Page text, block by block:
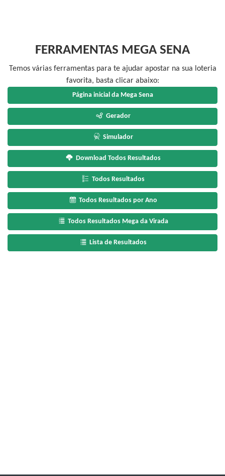
FERRAMENTAS MEGA SENA
Temos várias ferramentas para te ajudar apostar na sua loteria
favorita, basta clicar abaixo:
Página inicial da Mega Sena
Gerador
Simulador
Download Todos Resultados
Todos Resultados
Todos Resultados por Ano
Todos Resultados Mega da Virada
Lista de Resultados